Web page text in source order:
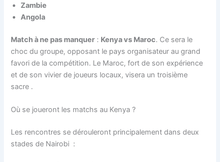
Zambie
Angola
Match à ne pas manquer : Kenya vs Maroc. Ce sera le
choc du groupe, opposant le pays organisateur au grand
favori de la compétition. Le Maroc, fort de son expérience
et de son vivier de joueurs locaux, visera un troisième
sacre .
Où se joueront les matchs au Kenya ?
Les rencontres se dérouleront principalement dans deux
stades de Nairobi :